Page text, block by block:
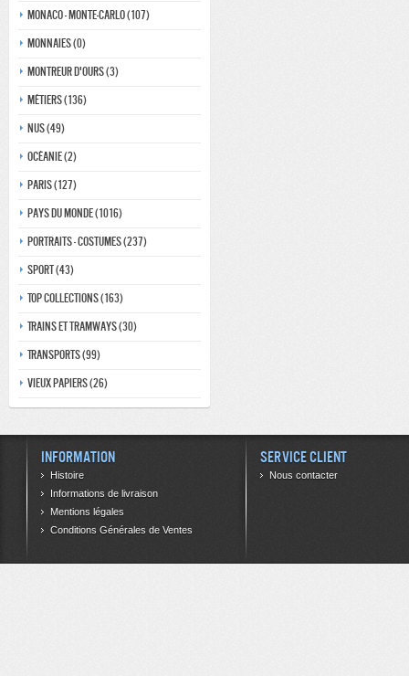
Monaco - monte-carlo (107)
Monnaies (0)
Montreur d'ours (3)
Métiers (136)
Nus (49)
Océanie (2)
Paris (127)
Pays du monde (1016)
Portraits - costumes (237)
Sport (43)
Top collections (163)
Trains et tramways (30)
Transports (99)
Vieux papiers (26)
Information
Histoire
Informations de livraison
Mentions légales
Conditions Générales de Ventes
Service client
Nous contacter